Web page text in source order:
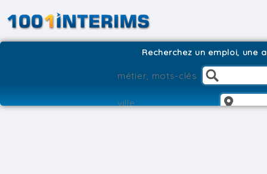
Recherchez un emploi, une